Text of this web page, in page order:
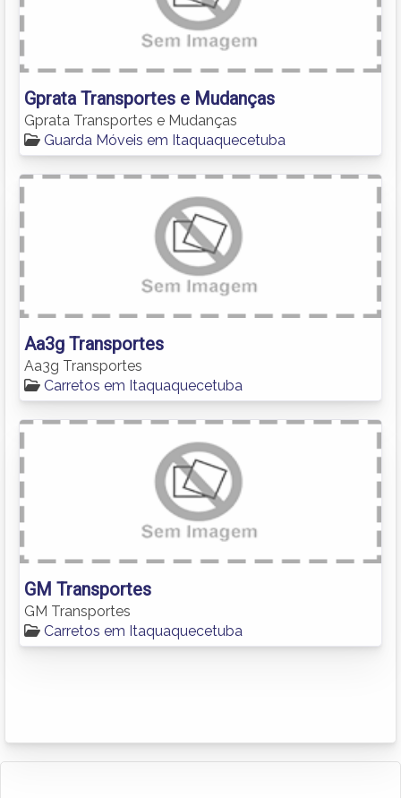
Gprata Transportes e Mudanças
Gprata Transportes e Mudanças
Guarda Móveis em Itaquaquecetuba
Aa3g Transportes
Aa3g Transportes
Carretos em Itaquaquecetuba
GM Transportes
GM Transportes
Carretos em Itaquaquecetuba